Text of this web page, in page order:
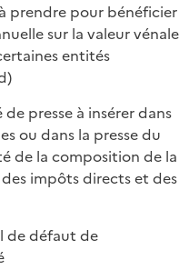
prendre pour bénéficier
sur la valeur vénale
entités
presse à insérer dans
ou dans la presse du
de la composition de la
impôts directs et des
de défaut de